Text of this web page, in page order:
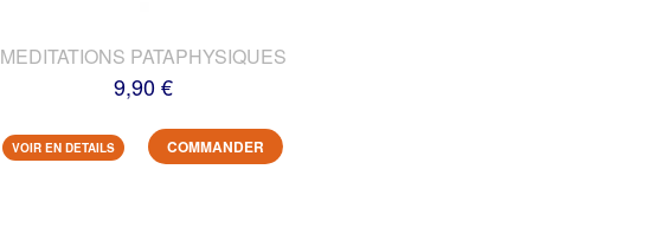
MEDITATIONS PATAPHYSIQUES
9,90 €
VOIR EN DETAILS COMMANDER